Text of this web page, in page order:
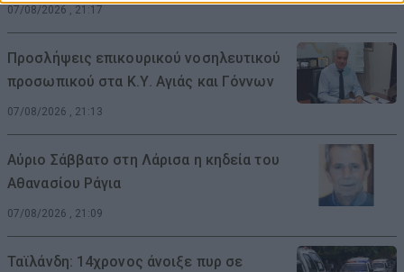
07/08/2026 , 21:17
Προσλήψεις επικουρικού νοσηλευτικού
προσωπικού στα Κ.Υ. Αγιάς και Γόννων
07/08/2026 , 21:13
Αύριο Σάββατο στη Λάρισα η κηδεία του
Αθανασίου Ράγια
07/08/2026 , 21:09
Ταϊλάνδη: 14χρονος άνοιξε πυρ σε